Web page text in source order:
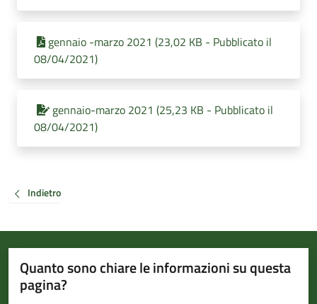
gennaio -marzo 2021 (23,02 KB - Pubblicato il
08/04/2021)
gennaio-marzo 2021 (25,23 KB - Pubblicato il
08/04/2021)
Indietro
Quanto sono chiare le informazioni su questa
pagina?